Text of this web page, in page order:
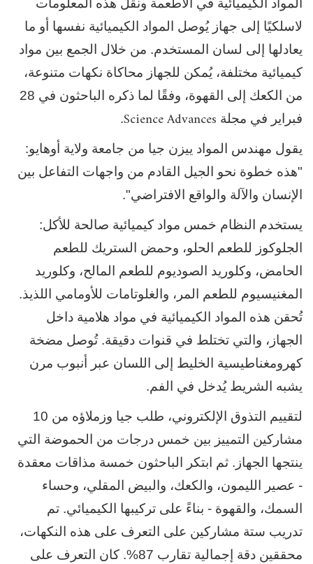
المواد الكيميائية في الأطعمة ونقل هذه المعلومات
لاسلكيًا إلى جهاز يُوصل المواد الكيميائية نفسها أو ما
يعادلها إلى لسان المستخدم. من خلال الجمع بين مواد
كيميائية مختلفة، يُمكن للجهاز محاكاة نكهات متنوعة،
من الكعك إلى القهوة، وفقًا لما ذكره الباحثون في 28
فبراير في مجلة Science Advances
.
يقول مهندس المواد ييزن جيا من جامعة ولاية أوهايو:
"هذه خطوة نحو الجيل القادم من واجهات التفاعل بين
الإنسان والآلة والواقع الافتراضي".
يستخدم النظام خمس مواد كيميائية صالحة للأكل:
الجلوكوز للطعم الحلو، وحمض الستريك للطعم
الحامض، وكلوريد الصوديوم للطعم المالح، وكلوريد
المغنيسيوم للطعم المر، والغلوتامات للأومامي اللذيذ.
تُحقن هذه المواد الكيميائية في مواد هلامية داخل
الجهاز، والتي تختلط في قنوات دقيقة. تُوصل مضخة
كهرومغناطيسية الخليط إلى اللسان عبر أنبوب مرن
يشبه الشريط يُدخل في الفم.
لتقييم التذوق الإلكتروني، طلب جيا وزملاؤه من 10
مشاركين التمييز بين خمس درجات من الحموضة التي
ينتجها الجهاز. ثم ابتكر الباحثون خمسة مذاقات معقدة
- عصير الليمون، والكعك، والبيض المقلي، وحساء
السمك، والقهوة - بناءً على تركيبها الكيميائي. تم
تدريب ستة مشاركين على التعرف على هذه النكهات،
محققين دقة إجمالية تقارب 87%. كان التعرف على